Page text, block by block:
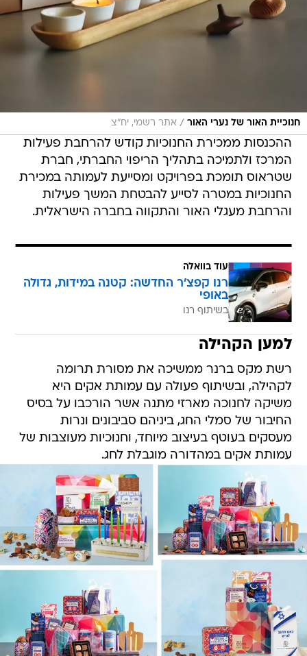
חנוכיית האור של נערי האור / אתר רשמי, יח"צ
ההכנסות ממכירת החנוכיות קודש להרחבת פעילות
המרכז ולתמיכה בתהליך הריפוי החברתי, חברת
שטראוס תומכת בפרויקט ומסייעת לעמותה במכירת
החנוכיות במטרה לסייע להבטחת המשך פעילות
והרחבת מעגלי האור והתקווה בחברה הישראלית.
עוד בוואלה
רנו קפצ'ר החדשה: קטנה במידות, גדולה
באופי
בשיתוף רנו
למען הקהילה
רשת מקס ברנר ממשיכה את מסורת תרומה
לקהילה, ובשיתוף פעולה עם עמותת אקים היא
משיקה לחנוכה מארזי מתנה אשר הורכבו על בסיס
החיבור של סמלי החג, ביניהם סביבונים ונרות
מעסקים בעוטף בעיצוב מיוחד, וחנוכיות מעוצבות של
עמותת אקים במהדורה מוגבלת לחג.